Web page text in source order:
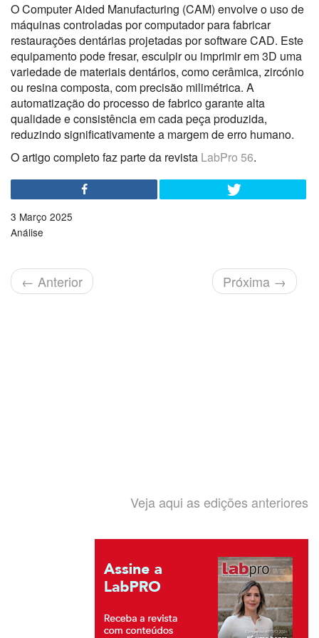
O Computer Aided Manufacturing (CAM) envolve o uso de
máquinas controladas por computador para fabricar
restaurações dentárias projetadas por software CAD. Este
equipamento pode fresar, esculpir ou imprimir em 3D uma
variedade de materiais dentários, como cerâmica, zircónio
ou resina composta, com precisão milimétrica. A
automatização do processo de fabrico garante alta
qualidade e consistência em cada peça produzida,
reduzindo significativamente a margem de erro humano.
O artigo completo faz parte da revista LabPro 56.
3 Março 2025
Análise
← Anterior Próxima →
Veja aqui as edições anteriores